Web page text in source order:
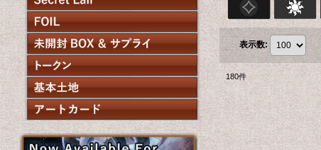
表示数:
180件